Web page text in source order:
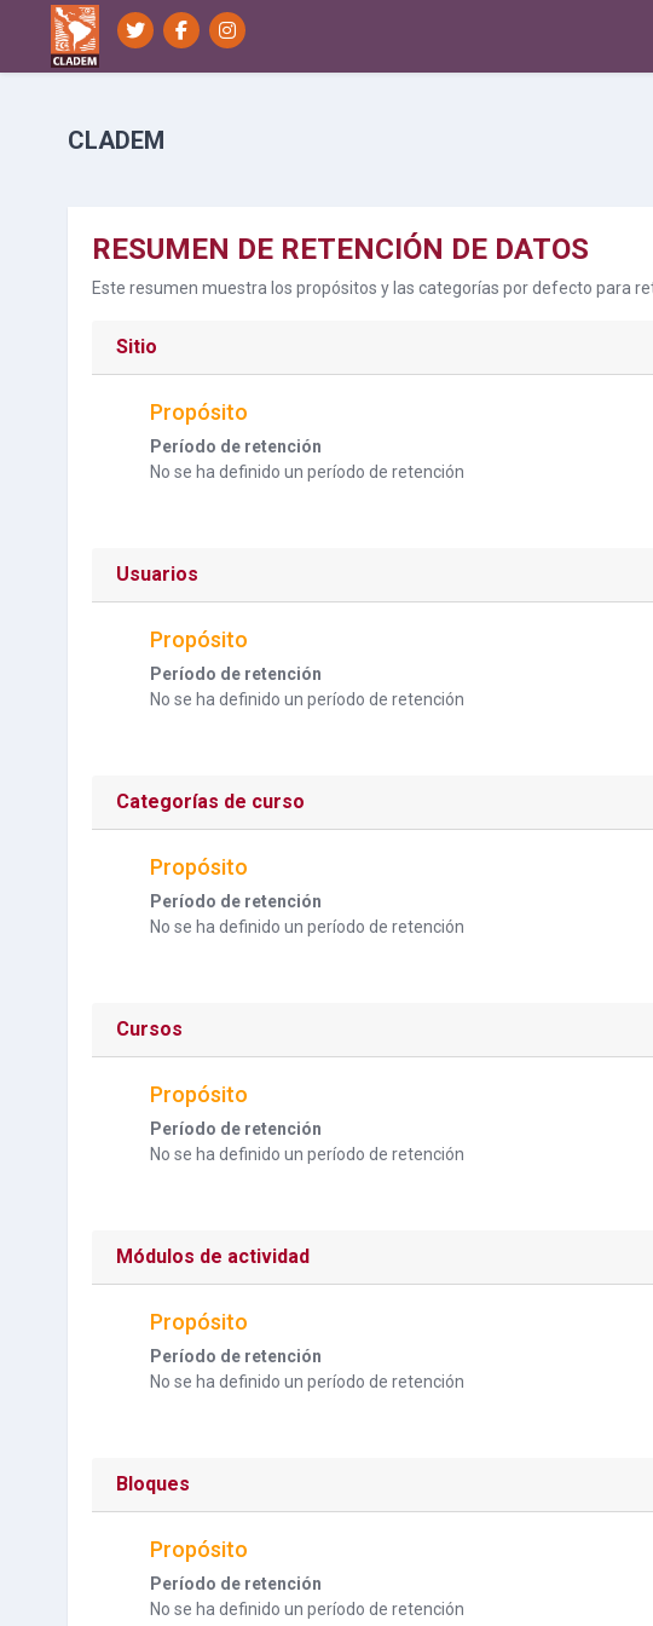
Salta al contenido principal
CLADEM
RESUMEN DE RETENCIÓN DE DATOS
Este resumen muestra los propósitos y las categorías por defecto para
Sitio
Propósito
Período de retención
No se ha definido un período de retención
Usuarios
Propósito
Período de retención
No se ha definido un período de retención
Categorías de curso
Propósito
Período de retención
No se ha definido un período de retención
Cursos
Propósito
Período de retención
No se ha definido un período de retención
Módulos de actividad
Propósito
Período de retención
No se ha definido un período de retención
Bloques
Propósito
Período de retención
No se ha definido un período de retención